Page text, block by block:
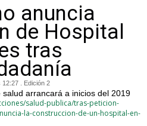
anuncia
de Hospital
tras
12:27 . Edición 2
arrancará a inicios del 2019
salud-publica/tras-peticion-
la-construccion-de-un-hospital-en-